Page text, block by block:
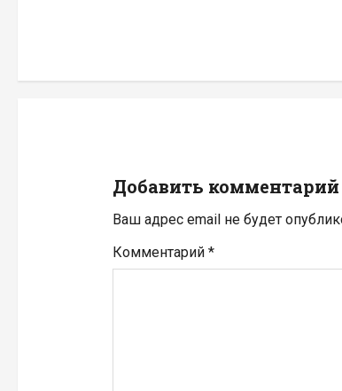
а
я
п
о
Добавить комментарий
Ваш адрес email не будет
Комментарий *